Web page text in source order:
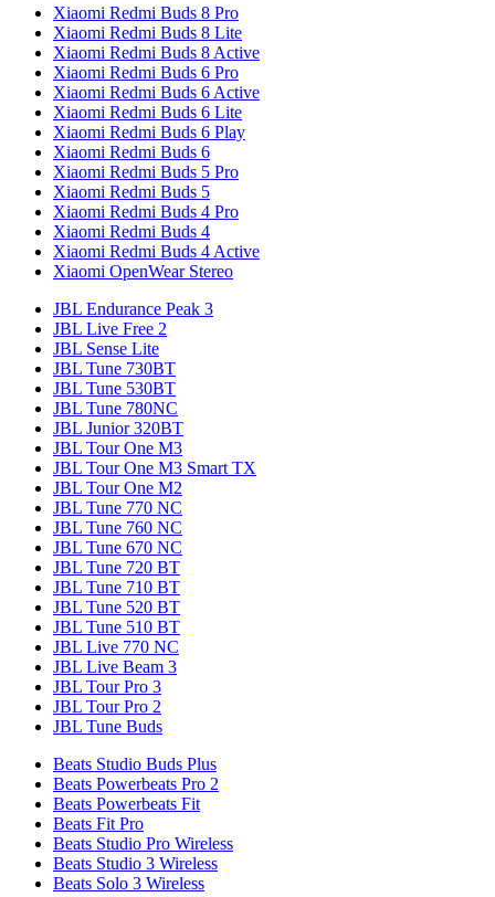
Xiaomi Redmi Buds 8 Pro
Xiaomi Redmi Buds 8 Lite
Xiaomi Redmi Buds 8 Active
Xiaomi Redmi Buds 6 Pro
Xiaomi Redmi Buds 6 Active
Xiaomi Redmi Buds 6 Lite
Xiaomi Redmi Buds 6 Play
Xiaomi Redmi Buds 6
Xiaomi Redmi Buds 5 Pro
Xiaomi Redmi Buds 5
Xiaomi Redmi Buds 4 Pro
Xiaomi Redmi Buds 4
Xiaomi Redmi Buds 4 Active
Xiaomi OpenWear Stereo
JBL Endurance Peak 3
JBL Live Free 2
JBL Sense Lite
JBL Tune 730BT
JBL Tune 530BT
JBL Tune 780NC
JBL Junior 320BT
JBL Tour One M3
JBL Tour One M3 Smart TX
JBL Tour One M2
JBL Tune 770 NC
JBL Tune 760 NC
JBL Tune 670 NC
JBL Tune 720 BT
JBL Tune 710 BT
JBL Tune 520 BT
JBL Tune 510 BT
JBL Live 770 NC
JBL Live Beam 3
JBL Tour Pro 3
JBL Tour Pro 2
JBL Tune Buds
Beats Studio Buds Plus
Beats Powerbeats Pro 2
Beats Powerbeats Fit
Beats Fit Pro
Beats Studio Pro Wireless
Beats Studio 3 Wireless
Beats Solo 3 Wireless